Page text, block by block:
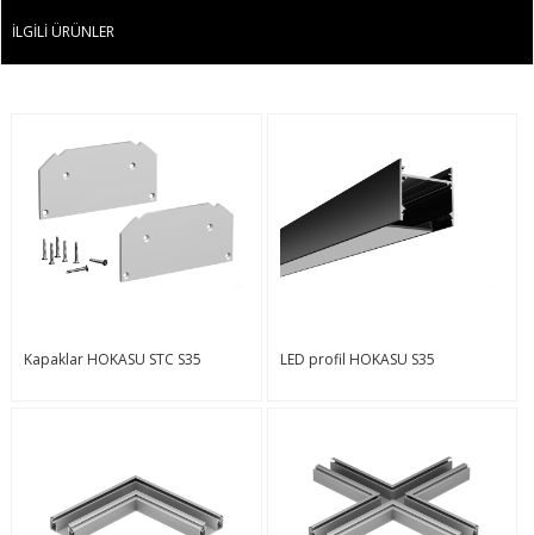
İLGILI ÜRÜNLER
Kapaklar HOKASU STC S35 LED profil HOKASU S35